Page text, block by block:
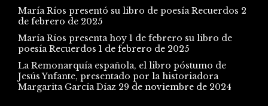
María Ríos presentó su libro de poesía Recuerdos 2
de febrero de 2025
María Ríos presenta hoy 1 de febrero su libro de
poesía Recuerdos 1 de febrero de 2025
La Remonarquía española, el libro póstumo de
Jesús Ynfante, presentado por la historiadora
Margarita García Díaz 29 de noviembre de 2024